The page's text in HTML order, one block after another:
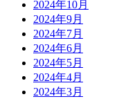
2024年10月
2024年9月
2024年7月
2024年6月
2024年5月
2024年4月
2024年3月